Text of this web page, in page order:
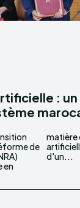
: un
de
en
d'un...